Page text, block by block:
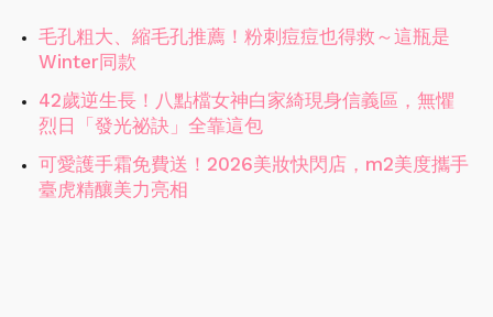
毛孔粗大、縮毛孔推薦！粉刺痘痘也得救～這瓶是
Winter同款
42歲逆生長！八點檔女神白家綺現身信義區，無懼
烈日「發光祕訣」全靠這包
可愛護手霜免費送！2026美妝快閃店，m2美度攜手
臺虎精釀美力亮相